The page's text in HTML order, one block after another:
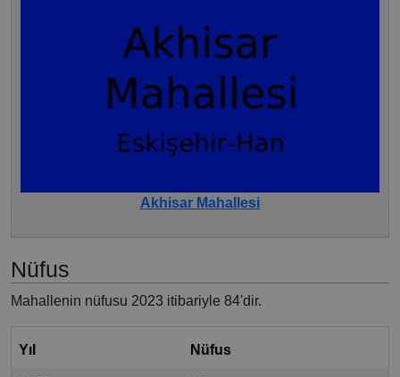
Akhisar Mahallesi
Nüfus
Mahallenin nüfusu 2023 itibariyle 84'dir.
Yıl Nüfus